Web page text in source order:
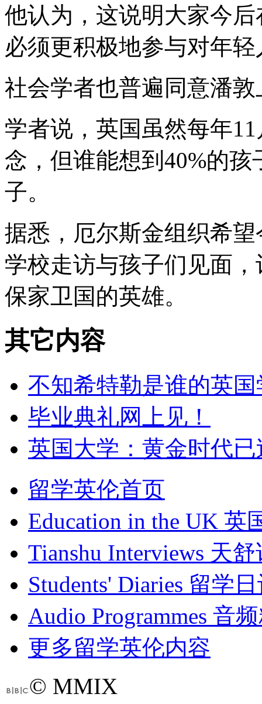
他认为，这说明大家今
必须更积极地参与对年
社会学者也普遍同意潘
学者说，英国虽然每年
念，但谁能想到40%的
子。
据悉，厄尔斯金组织希
学校走访与孩子们见面
保家卫国的英雄。
其它内容
不知希特勒是谁的英国
毕业典礼网上见！
英国大学：黄金时代已
留学英伦首页
Education in the UK 英
Tianshu Interviews 天
Students' Diaries 留学
Audio Programmes 音
更多留学英伦内容
© MMIX